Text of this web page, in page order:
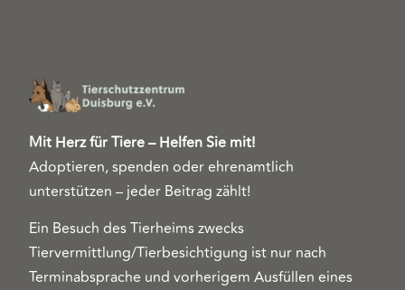
Mit Herz für Tiere – Helfen Sie mit!
Adoptieren, spenden oder ehrenamtlich
unterstützen – jeder Beitrag zählt!
Ein Besuch des Tierheims zwecks
Tiervermittlung/Tierbesichtigung ist nur nach
Terminabsprache und vorherigem Ausfüllen eines